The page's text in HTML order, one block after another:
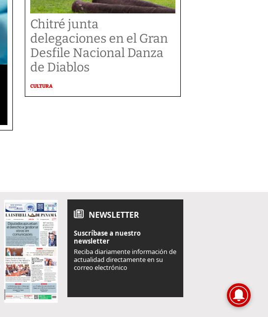
Chitré junta
delegaciones en el Gran
Desfile Nacional Danza
de Diablos
CULTURA
NEWSLETTER
Suscríbase a nuestro
newsletter
Reciba diariamente información de
actualidad directamente en su
correo electrónico